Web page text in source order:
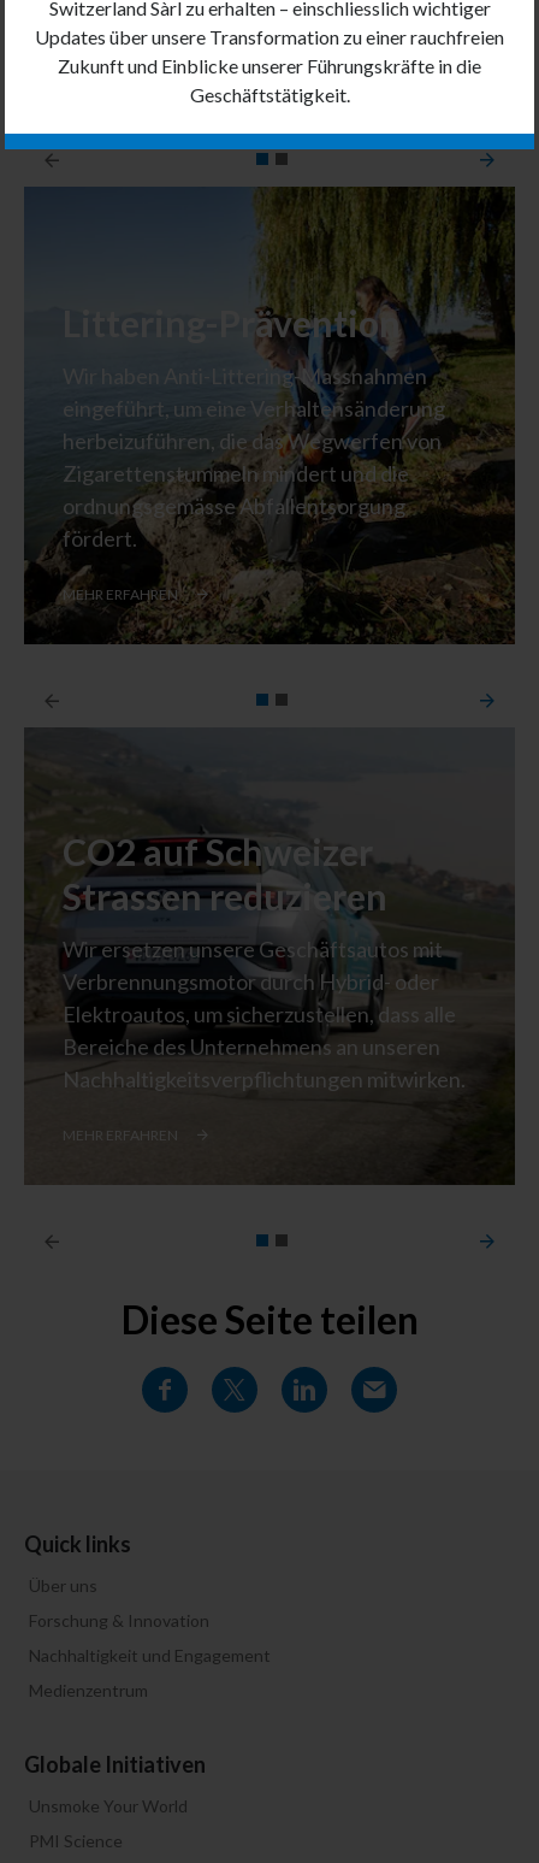
Switzerland Sàrl zu erhalten – einschliesslich wichtiger
Updates über unsere Transformation zu einer rauchfreien
Zukunft und Einblicke unserer Führungskräfte in die
Geschäftstätigkeit.
Littering-Prävention
Wir haben Anti-Littering-Massnahmen
eingeführt, um eine Verhaltensänderung
herbeizuführen, die das Wegwerfen von
Zigarettenstummeln mindert und die
ordnungsgemässe Abfallentsorgung
fördert.
MEHR ERFAHREN
CO2 auf Schweizer
Strassen reduzieren
Wir ersetzen unsere Geschäftsautos mit
Verbrennungsmotor durch Hybrid- oder
Elektroautos, um sicherzustellen, dass alle
Bereiche des Unternehmens an unseren
Nachhaltigkeitsverpflichtungen mitwirken.
MEHR ERFAHREN
Diese Seite teilen
Quick links
Über uns
Forschung & Innovation
Nachhaltigkeit und Engagement
Medienzentrum
Globale Initiativen
Unsmoke Your World
PMI Science